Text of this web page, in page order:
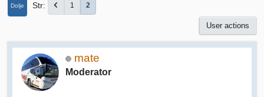
Dolje Str 1 2
User actions
mate
Moderator